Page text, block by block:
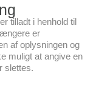
tilladt i henhold til
er
af oplysningen og
muligt at angive en
slettes.